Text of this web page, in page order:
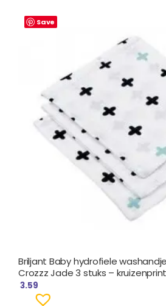
Save
Briljant Baby hydrofiele
Crozzz Jade 3 stuks –
3.59